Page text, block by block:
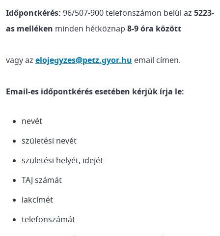
Időpontkérés: 96/507-900 telefonszámon belül az 5223-
as melléken minden hétköznap 8-9 óra között
vagy az elojegyzes@petz.gyor.hu email címen.
Email-es időpontkérés esetében kérjük írja le:
nevét
születési nevét
születési helyét, idejét
TAJ számát
lakcímét
telefonszámát